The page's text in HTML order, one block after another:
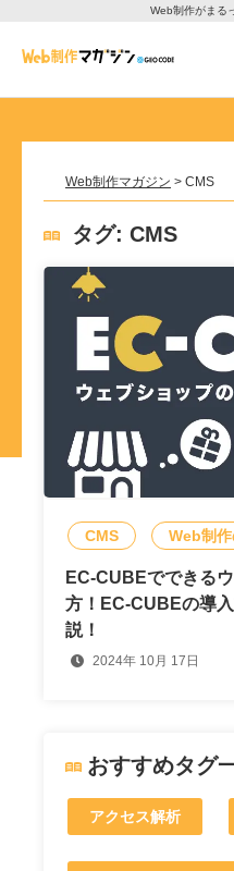
Web制作がまる
Web制作マガジン > CMS
タグ: CMS
CMS Web制
EC-CUBEでできる
方！EC-CUBEの導
説！
2024年 10月 17日
おすすめタグ
アクセス解析